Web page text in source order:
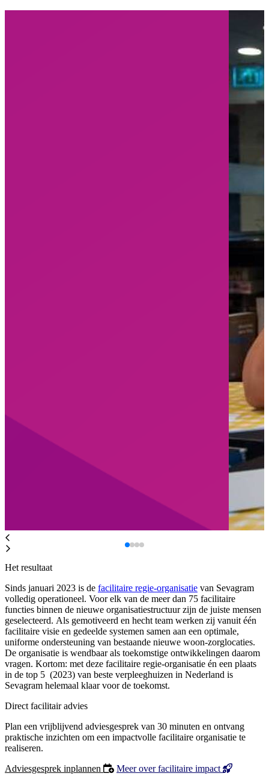
Het resultaat
Sinds januari 2023 is de facilitaire regie-organisatie van Sevagram
volledig operationeel. Voor elk van de meer dan 75 facilitaire
functies binnen de nieuwe organisatiestructuur zijn de juiste mensen
geselecteerd. Als gemotiveerd en hecht team werken zij vanuit één
facilitaire visie en gedeelde systemen samen aan een optimale,
uniforme ondersteuning van bestaande nieuwe woon-zorglocaties.
De organisatie is wendbaar als toekomstige ontwikkelingen daarom
vragen. Kortom: met deze facilitaire regie-organisatie én een plaats
in de top 5 (2023) van beste verpleeghuizen in Nederland is
Sevagram helemaal klaar voor de toekomst.
Direct facilitair advies
Plan een vrijblijvend adviesgesprek van 30 minuten en ontvang
praktische inzichten om een impactvolle facilitaire organisatie te
realiseren.
Adviesgesprek inplannen
Meer over facilitaire impact